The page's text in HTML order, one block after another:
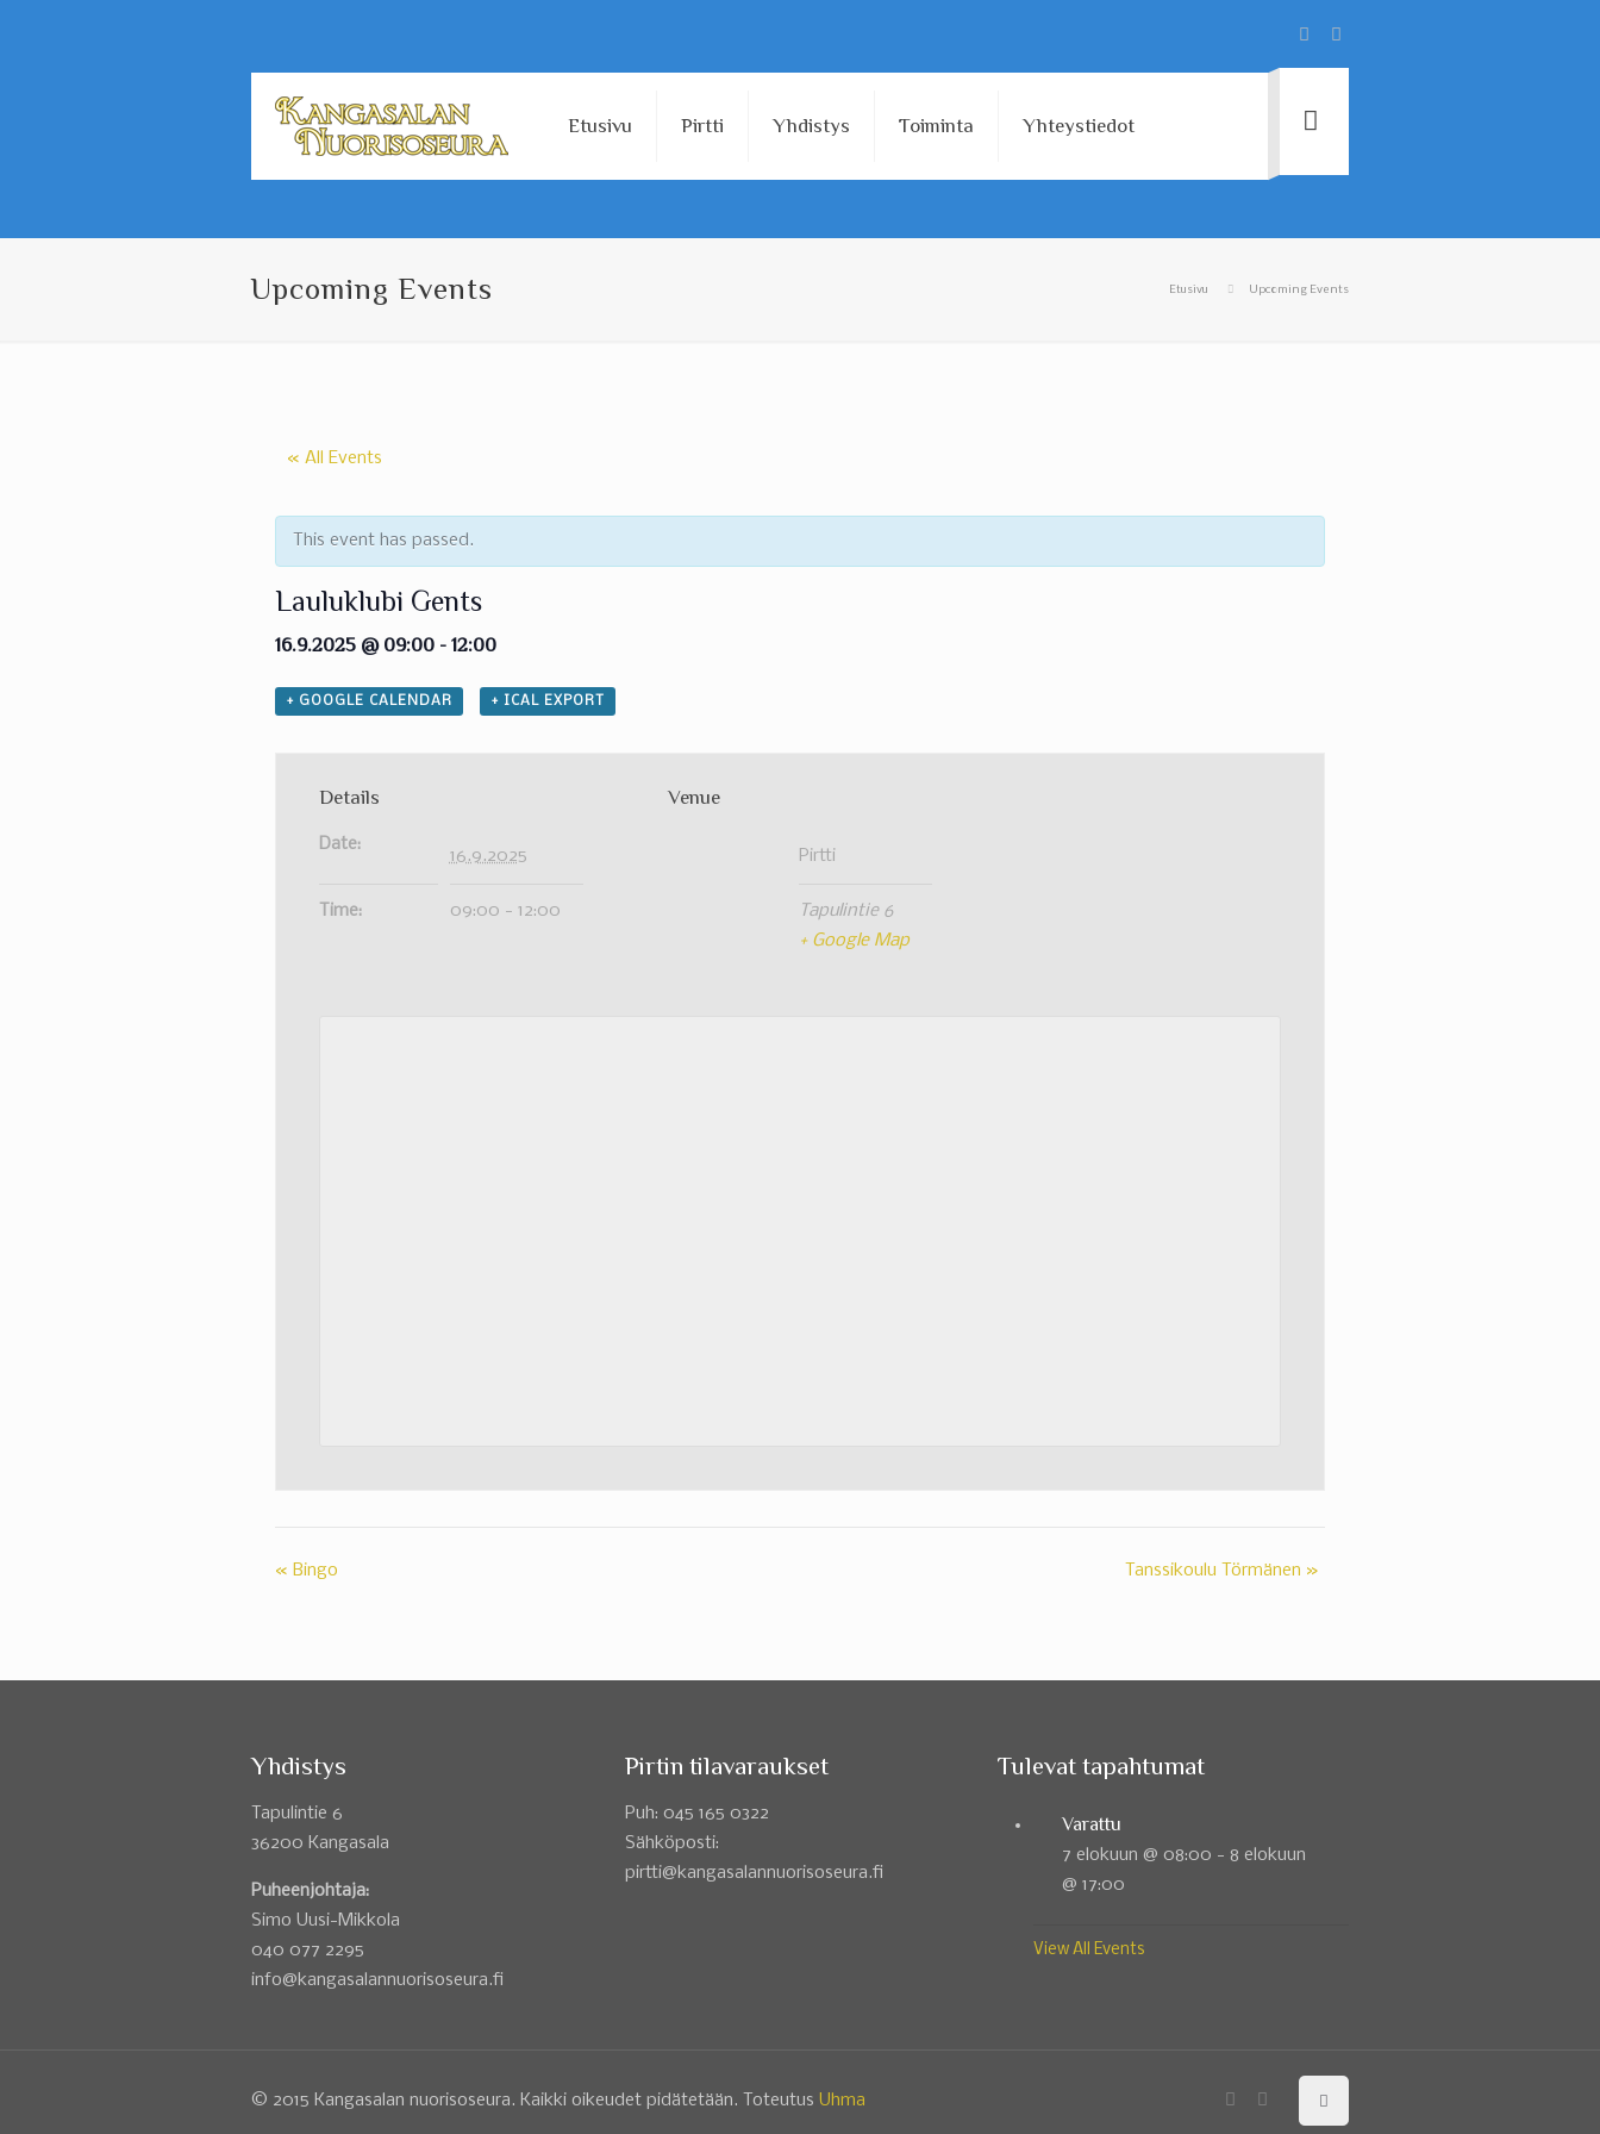
Etusivu Pirtti Yhdistys Toiminta Yhteystiedot
Upcoming Events Etusivu Upcoming Events
« All Events
This event has passed.
Lauluklubi Gents
16.9.2025 @ 09:00 -12:00
+ GOOGLE CALENDAR + ICAL EXPORT
Details
Date:
16.9.2025
Time: 09:00 - 12:00
Venue
Pirtti
Tapulintie 6
+ Google Map
« Bingo Tanssikoulu Törmänen »
Yhdistys
Tapulintie 6
36200 Kangasala
Puheenjohtaja:
Simo Uusi-Mikkola
040 077 2295
info@kangasalannuorisoseura.fi
Pirtin tilavaraukset
Puh: 045 165 0322
Sähköposti:
pirtti@kangasalannuorisoseura.fi
Tulevat tapahtumat
Varattu
7 elokuun @ 08:00 - 8 elokuun
@ 17:00
View All Events
© 2015 Kangasalan nuorisoseura. Kaikki oikeudet pidätetään. ToteutusUhma